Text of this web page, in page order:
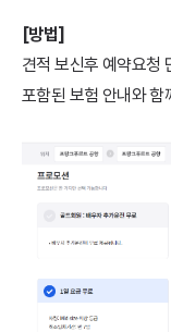
[방법]
견적 보신후 예약요청
포함된 보험 안내와